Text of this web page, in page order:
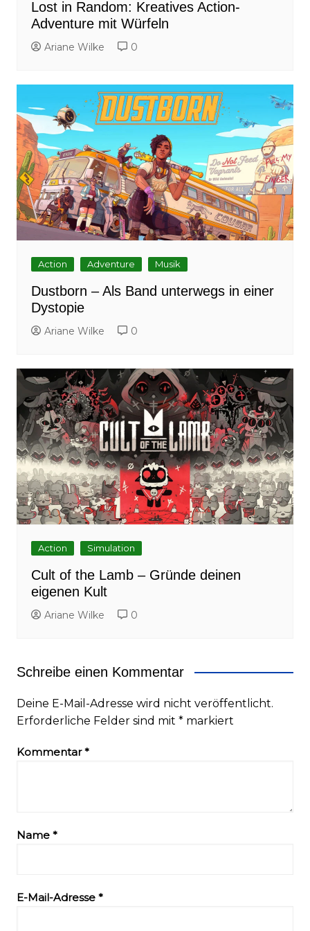
Lost in Random: Kreatives Action-
Adventure mit Würfeln
Ariane Wilke 0
Action Adventure Musik
Dustborn – Als Band unterwegs in einer
Dystopie
Ariane Wilke 0
Action Simulation
Cult of the Lamb – Gründe deinen
eigenen Kult
Ariane Wilke 0
Schreibe einen Kommentar
Deine E-Mail-Adresse wird nicht veröffentlicht.
Erforderliche Felder sind mit *markiert
Kommentar*
Name *
E-Mail-Adresse *